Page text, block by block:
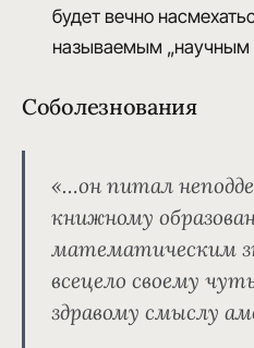
будет вечно
называемым „научным
Соболезнования
«…он питал
книжному
математическим
всецело своему
здравому смыслу